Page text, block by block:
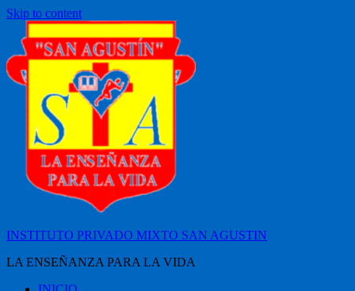
Skip to content
INSTITUTO PRIVADO MIXTO SAN AGUSTIN
LA ENSEÑANZA PARA LA VIDA